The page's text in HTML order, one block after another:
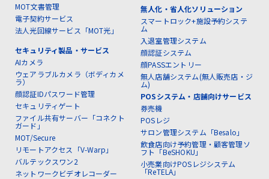
MOT文書管理
電子契約サービス
法人光回線サービス「MOT光」
セキュリティ製品・サービス
AIカメラ
ウェアラブルカメラ（ボディカメ
ラ）
顔認証IDパスワード管理
セキュリティゲート
ファイル共有サーバー「コネクト
ガード」
MOT/Secure
リモートアクセス「V-Warp」
バルテックスワン2
ネットワークビデオレコーダー
無人化・省人化ソリューション
スマートロック+施設予約システ
ム
入退室管理システム
顔認証システム
顔PASSエントリー
無人店舗システム(無人販売店・ジ
ム)
POSシステム・店舗向けサービス
券売機
POSレジ
サロン管理システム「Besalo」
飲食店向け予約管理・顧客管理ソ
フト「BeSHOKU」
小売業向けPOSレジシステム
「ReTELA」